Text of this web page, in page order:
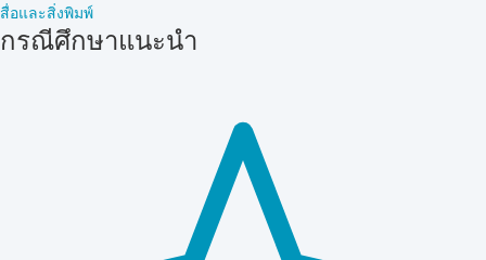
สื่อและสิ่งพิมพ์
กรณีศึกษาแนะนำ